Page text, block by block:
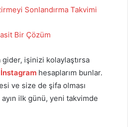
Sonlandırma Takvimi
Bir Çözüm
gider, işinizi kolaylaştırsa
İnstagram hesaplarım bunlar.
ve size de şifa olması
ilk günü, yeni takvimde